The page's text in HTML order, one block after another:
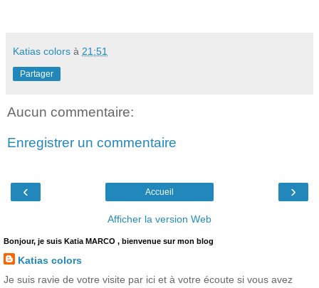
Katias colors à 21:51
Partager
Aucun commentaire:
Enregistrer un commentaire
‹ ›
Accueil
Afficher la version Web
Bonjour, je suis Katia MARCO , bienvenue sur mon blog
Katias colors
Je suis ravie de votre visite par ici et à votre écoute si vous avez